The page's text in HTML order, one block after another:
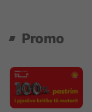
Promo